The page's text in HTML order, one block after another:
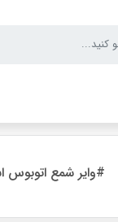
#وایر شمع اتوبوس اسکانیا 5#تمام